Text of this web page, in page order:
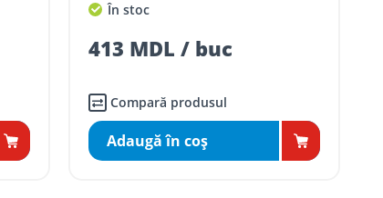
În stoc
413 MDL / buc
Compară produsul
Adaugă în coş